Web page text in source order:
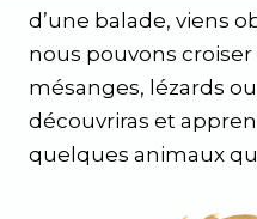
d’une balade, viens
nous pouvons croiser
mésanges, lézards
découvriras et
quelques animaux